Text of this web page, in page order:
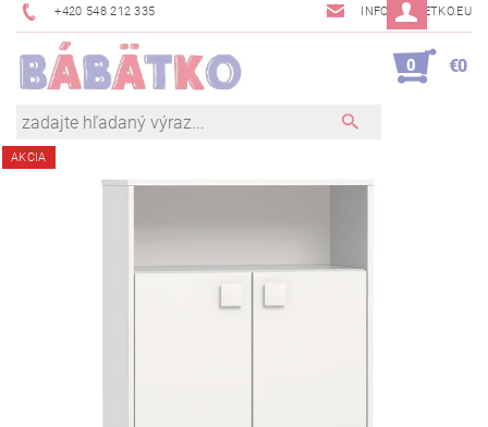
+420 548 212 335 INFO@BABETKO.EU
0 €0
AKCIA